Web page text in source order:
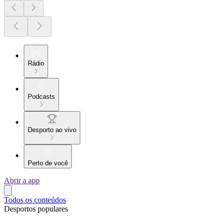
Rádio
Podcasts
Desporto ao vivo
Perto de você
Abrir a app
Todos os conteúdos
Desportos populares